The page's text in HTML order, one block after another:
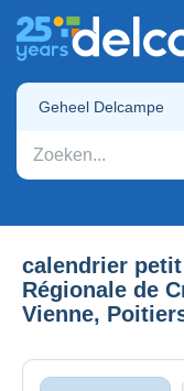
Geheel Delcampe
calendrier
Régionale de
Vienne,